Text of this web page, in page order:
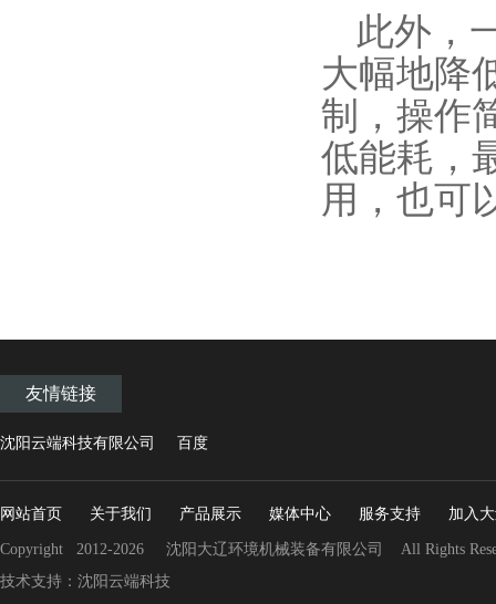
此外，
大幅地降
制，操作
低能耗，
用，也可
友情链接
沈阳云端科技有限公司 百度
网站首页 关于我们 产品展示 媒体中心 服务支持 加入
Copyright 2012-2026 沈阳大辽环境机械装备有限公司 All Rights
技术支持：沈阳云端科技